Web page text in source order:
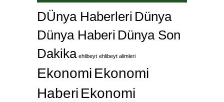
DÜnya Haberleri Dünya
Dünya Haberi Dünya Son
Dakika ehlibeyt ehlibeyt alimleri
Ekonomi Ekonomi
Haberi Ekonomi